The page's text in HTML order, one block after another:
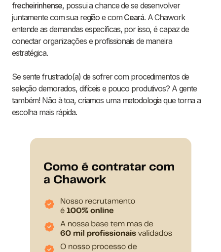
frecheirinhense, possui a chance de se desenvolver
juntamente com sua região e com Ceará. A Chawork
entende as demandas específicas, por isso, é capaz de
conectar organizações e profissionais de maneira
estratégica.
Se sente frustrado(a) de sofrer com procedimentos de
seleção demorados, difíceis e pouco produtivos? A gente
também! Não à toa, criamos uma metodologia que torna a
escolha mais rápida.